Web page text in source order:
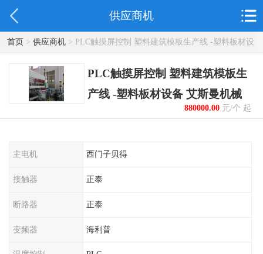
供应商机
首页> 供应商机> PLC触摸屏控制 塑料建筑模板生产线 -塑料板材设
备 艾斯曼机械
PLC触摸屏控制 塑料建筑模板生
产线 -塑料板材设备 艾斯曼机械
880000.00元/个 起
主电机 西门子贝得
接触器 正泰
断路器 正泰
变频器 海利普